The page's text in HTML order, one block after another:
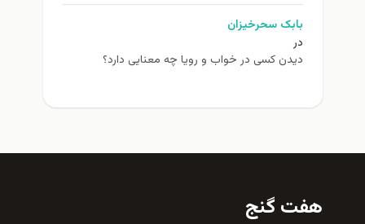
بابک سحرخیزان
در
دیدن کسی در خواب و رویا چه معنایی دارد؟
هفت گنج